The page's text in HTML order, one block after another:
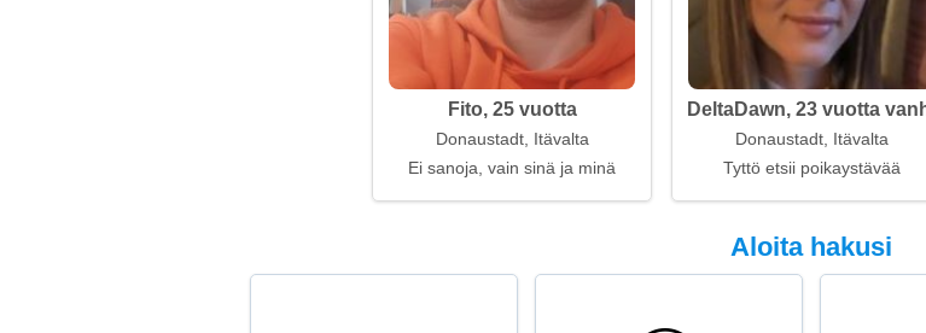
Fito, 25 vuotta
Donaustadt, Itävalta
Ei sanoja, vain sinä ja minä
DeltaDawn, 23 vuotta
Donaustadt, Itävalta
Tyttö etsii poikaystävää
Aloita hakusi